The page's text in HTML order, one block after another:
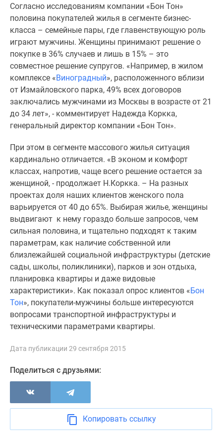
Специальные
предложения
Коммерческие
помещения
Продавцы
застройщики
Панорамы
новостроек
Видеообзор
новостроек
Экспертиза
новостроек
Экология
Подмосковья
Студии
комнатные
Квартиры
калькулятор
ипотека
Военная
ипотека
Банки
программы
Согласно исследованиям компании «Бон Тон»
половина покупателей жилья в сегменте бизнес-
класса – семейные пары, где главенствующую роль
играют мужчины. Женщины принимают решение о
покупке в 36% случаев и лишь в 15% – это
совместное решение супругов. «Например, в жилом
комплексе «Виноградный», расположенного вблизи
от Измайловского парка, 49% всех договоров
заключались мужчинами из Москвы в возрасте от 21
до 34 лет», - комментирует Надежда Коркка,
генеральный директор компании «Бон Тон».
При этом в сегменте массового жилья ситуация
кардинально отличается. «В эконом и комфорт
классах, напротив, чаще всего решение остается за
женщиной, - продолжает Н.Коркка. – На разных
проектах доля наших клиентов женского пола
варьируется от 40 до 65%. Выбирая жилье, женщины
выдвигают к нему гораздо больше запросов, чем
сильная половина, и тщательно подходят к таким
параметрам, как наличие собственной или
близлежайшей социальной инфраструктуры (детские
сады, школы, поликлиники), парков и зон отдыха,
планировка квартиры и даже видовые
характеристики». Как показал опрос клиентов «Бон
Тон», покупатели-мужчины больше интересуются
вопросами транспортной инфраструктуры и
техническими параметрами квартиры.
Дата публикации 29 сентября 2015
Поделиться с друзьями:
Копировать ссылку